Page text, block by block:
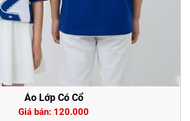
Áo Lớp Có Cổ
Giá bán: 120.000